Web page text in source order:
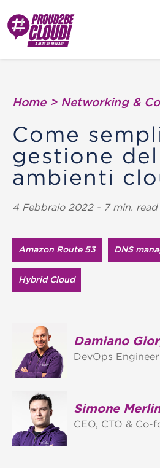
Home > Networking &
Come
gestione
ambienti
4 Febbraio 2022 - 7 min. read
Amazon Route 53 DNS
Hybrid Cloud
Damiano
DevOps Engineer
Simone
CEO, CTO & Co-